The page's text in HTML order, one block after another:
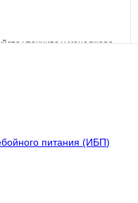
уточните у менеджера